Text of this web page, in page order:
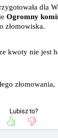
dla
Ogromny
złomowiska.
kwoty nie jest
złomowania,
Lubisz to?